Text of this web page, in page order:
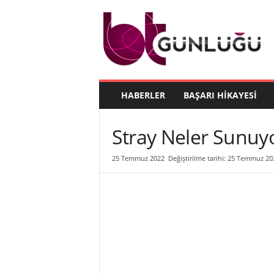
B
HABERLER BAŞARI HIKAYESI
Stray Neler
25 Temmuz 2022 Değiştirilme tarihi: 25 Temmuz